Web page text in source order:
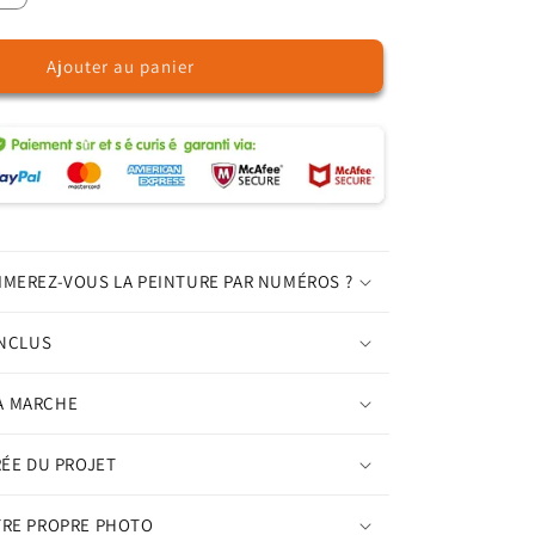
Peinture
Ajouter au panier
VOUS LA PEINTURE PAR NUMÉROS ?
MARCHE
DU PROJET
PROPRE PHOTO